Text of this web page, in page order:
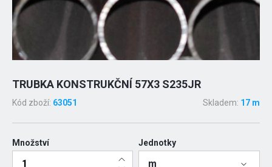
TRUBKA KONSTRUKČNÍ 57X3 S235JR
Kód zboží: 63051 Skladem: 17 m
Množství Jednotky
m